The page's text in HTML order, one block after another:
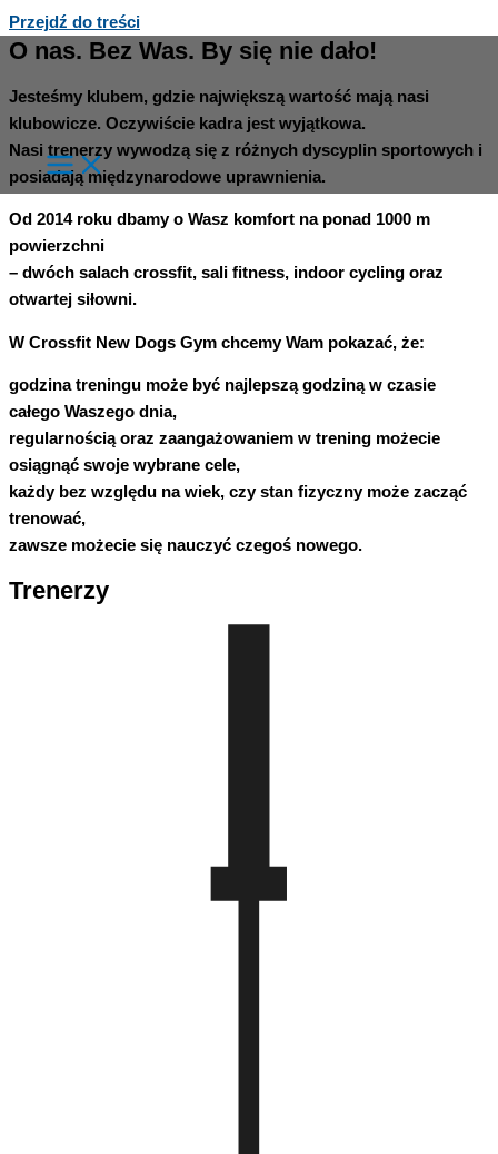
Przejdź do treści
O nas. Bez Was. By się nie dało!
Jesteśmy klubem, gdzie największą wartość mają nasi
klubowicze. Oczywiście kadra jest wyjątkowa.
Nasi trenerzy wywodzą się z różnych dyscyplin sportowych i
posiadają międzynarodowe uprawnienia.
Od 2014 roku dbamy o Wasz komfort na ponad 1000 m
powierzchni
– dwóch salach crossfit, sali fitness, indoor cycling oraz
otwartej siłowni.
W Crossfit New Dogs Gym chcemy Wam pokazać, że:
godzina treningu może być najlepszą godziną w czasie
całego Waszego dnia,
regularnościąoraz zaangażowaniem w trening możecie
osiągnąć swoje wybrane cele,
każdybez względu na wiek, czy stan fizyczny może zacząć
trenować,
zawsze możecie się nauczyć czegoś nowego.
Trenerzy